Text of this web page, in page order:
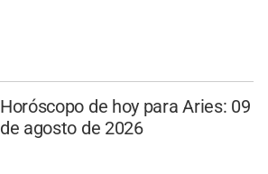
Horóscopo de hoy para Aries: 09
de agosto de 2026